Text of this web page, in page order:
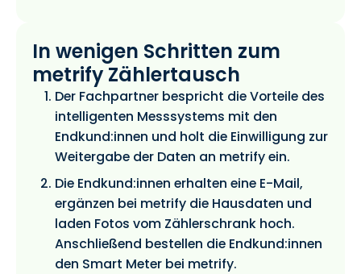
In wenigen Schritten zum
metrify Zählertausch
Der Fachpartner bespricht die Vorteile des
intelligenten Messsystems mit den
Endkund:innen und holt die Einwilligung zur
Weitergabe der Daten an metrify ein.
Die Endkund:innen erhalten eine E-Mail,
ergänzen bei metrify die Hausdaten und
laden Fotos vom Zählerschrank hoch.
Anschließend bestellen die Endkund:innen
den Smart Meter bei metrify.